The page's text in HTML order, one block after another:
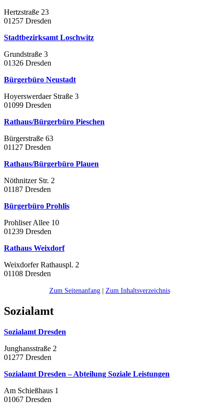
Hertzstraße 23
01257 Dresden
Stadtbezirksamt Loschwitz
Grundstraße 3
01326 Dresden
Bürgerbüro Neustadt
Hoyerswerdaer Straße 3
01099 Dresden
Rathaus/Bürgerbüro Pieschen
Bürgerstraße 63
01127 Dresden
Rathaus/Bürgerbüro Plauen
Nöthnitzer Str. 2
01187 Dresden
Bürgerbüro Prohlis
Prohliser Allee 10
01239 Dresden
Rathaus Weixdorf
Weixdorfer Rathauspl. 2
01108 Dresden
Zum Seitenanfang| Zum Inhaltsverzeichnis
Sozialamt
Sozialamt Dresden
Junghansstraße 2
01277 Dresden
Sozialamt Dresden – Abteilung Soziale Leistungen
Am Schießhaus 1
01067 Dresden